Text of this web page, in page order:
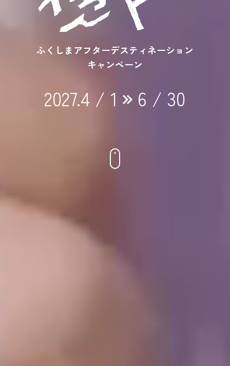
ふくしまアフターデスティネーション
キャンペーン
2027.4 / 1 6 / 30